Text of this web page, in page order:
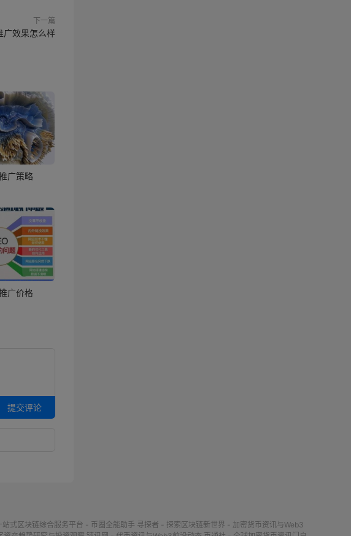
下一篇
广效果怎么样
广策略
广价格
提交评论
站式区块链综合服务平台 - 币圈全能助手 寻探者 - 探索区块链新世界 - 加密货币资讯与Web3